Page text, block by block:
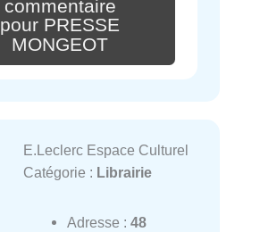
commentaire
pour PRESSE
MONGEOT
E.Leclerc Espace Culturel
Catégorie : Librairie
Adresse : 48